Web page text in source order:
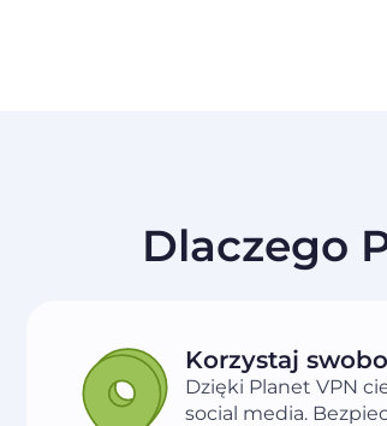
Dlaczego
Korzystaj
Dzięki Planet VPN
social media.